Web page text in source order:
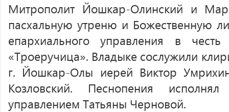
Митрополит Йошкар-Олинский и
пасхальную утреню и Божественную
епархиального управления в
«Троеручица». Владыке сослужили
г. Йошкар-Олы иерей Виктор
Козловский. Песнопения
управлением Татьяны Черновой.